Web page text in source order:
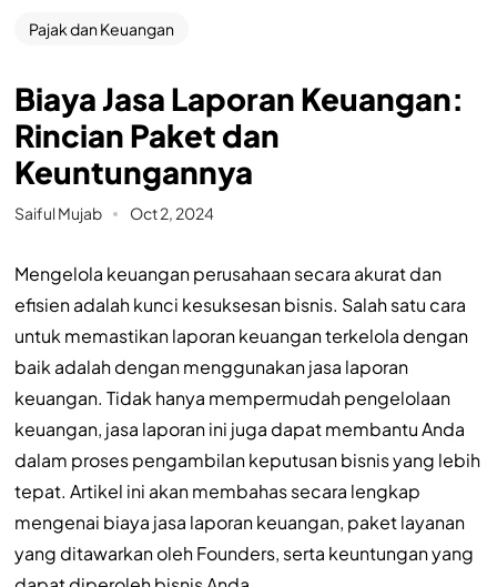
Pajak dan Keuangan
Biaya Jasa Laporan Keuangan:
Rincian Paket dan
Keuntungannya
Saiful Mujab Oct 2, 2024
Mengelola keuangan perusahaan secara akurat dan
efisien adalah kunci kesuksesan bisnis. Salah satu cara
untuk memastikan laporan keuangan terkelola dengan
baik adalah dengan menggunakan jasa laporan
keuangan. Tidak hanya mempermudah pengelolaan
keuangan, jasa laporan ini juga dapat membantu Anda
dalam proses pengambilan keputusan bisnis yang lebih
tepat. Artikel ini akan membahas secara lengkap
mengenai biaya jasa laporan keuangan, paket layanan
yang ditawarkan oleh Founders, serta keuntungan yang